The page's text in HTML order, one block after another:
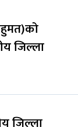
जिल्ला